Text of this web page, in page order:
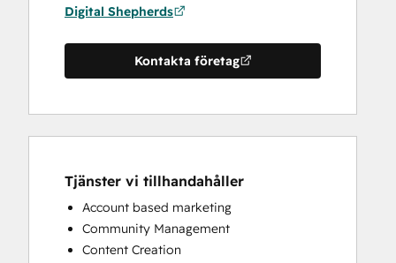
Digital Shepherds
Kontakta företag
Tjänster vi tillhandahåller
Account based marketing
Community Management
Content Creation